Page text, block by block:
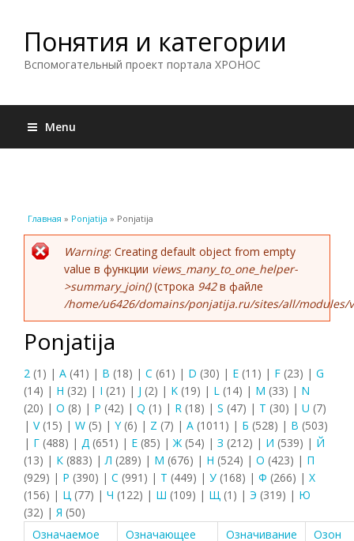
Понятия и категории
Вспомогательный проект портала ХРОНОС
Menu
Вы здесь
Главная » Ponjatija » Ponjatija
Сообщение об ошибке
Warning: Creating default object from empty
value в функции views_many_to_one_helper-
>summary_join()(строка 942в файле
/home/u6426/domains/ponjatija.ru/sites/all/modules/
Ponjatija
2 (1) | A (41) | B (18) | C (61) | D (30) | E (11) | F (23) | G
(14) | H (32) | I (21) | J (2) | K (19) | L (14) | M (33) | N
(20) | O (8) | P (42) | Q (1) | R (18) | S (47) | T (30) | U (7)
| V(15) | W (5) | Y(6) | Z (7) | А (1011) | Б (528) | В (503)
| Г (488) | Д (651) | Е (85) | Ж (54) | З (212) | И (539) | Й
(13) | К (883) | Л (289) | М (676) | Н (524) | О (423) | П
(929) | Р (390) | С (991) | Т (449) | У (168) | Ф (266) | Х
(156) | Ц (77) | Ч (122) | Ш (109) | Щ (1) | Э (319) | Ю
(32) | Я (50)
Означаемое
Означающее Означивание
Озон